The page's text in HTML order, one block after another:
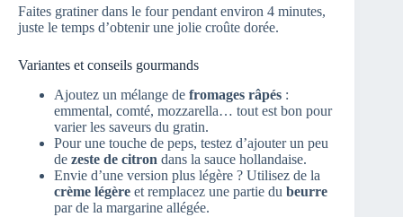
Faites gratiner dans le four pendant environ 4 minutes,
juste le temps d’obtenir une jolie croûte dorée.
Variantes et conseils gourmands
Ajoutez un mélange de fromages râpés :
emmental, comté, mozzarella… tout est bon pour
varier les saveurs du gratin.
Pour une touche de peps, testez d’ajouter un peu
de zeste de citron dans la sauce hollandaise.
Envie d’une version plus légère ? Utilisez de la
crème légère et remplacez une partie du beurre
par de la margarine allégée.